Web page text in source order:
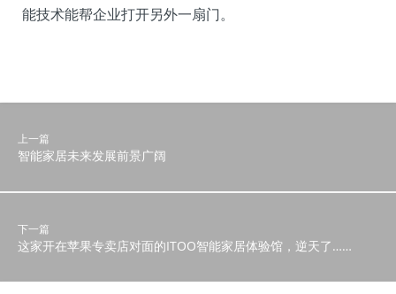
能技术能帮企业打开另外一扇门。
上一篇
智能家居未来发展前景广阔
下一篇
这家开在苹果专卖店对面的ITOO智能家居体验馆，逆天了……